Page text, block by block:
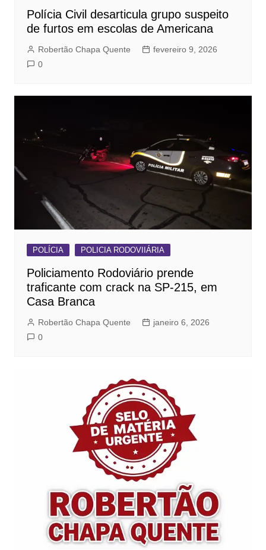
Polícia Civil desarticula grupo suspeito
de furtos em escolas de Americana
Robertão Chapa Quente
fevereiro 9, 2026
0
POLÍCIA POLICIA RODOVIIÁRIA
Policiamento Rodoviário prende
traficante com crack na SP-215, em
Casa Branca
Robertão Chapa Quente
janeiro 6, 2026
0